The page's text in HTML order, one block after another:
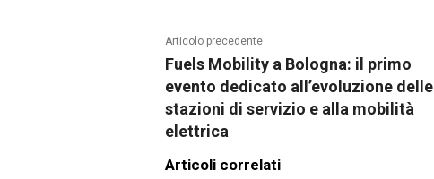
Articolo precedente
Fuels Mobility a Bologna: il primo
evento dedicato all’evoluzione delle
stazioni di servizio e alla mobilità
elettrica
Articoli correlati